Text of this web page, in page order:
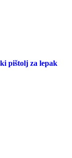
pištolj za lepak